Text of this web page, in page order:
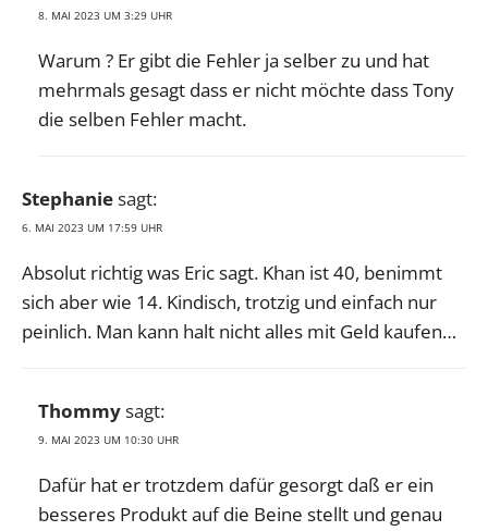
8. MAI 2023 UM 3:29 UHR
Warum ? Er gibt die Fehler ja selber zu und hat
mehrmals gesagt dass er nicht möchte dass Tony
die selben Fehler macht.
Stephaniesagt:
6. MAI 2023 UM 17:59 UHR
Absolut richtig was Eric sagt. Khan ist 40, benimmt
sich aber wie 14. Kindisch, trotzig und einfach nur
peinlich. Man kann halt nicht alles mit Geld kaufen…
Thommysagt:
9. MAI 2023 UM 10:30 UHR
Dafür hat er trotzdem dafür gesorgt daß er ein
besseres Produkt auf die Beine stellt und genau